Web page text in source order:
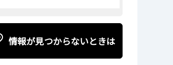
情報が見つからないときは